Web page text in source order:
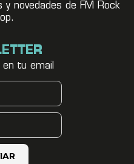
novedades de FM Rock
en tu email